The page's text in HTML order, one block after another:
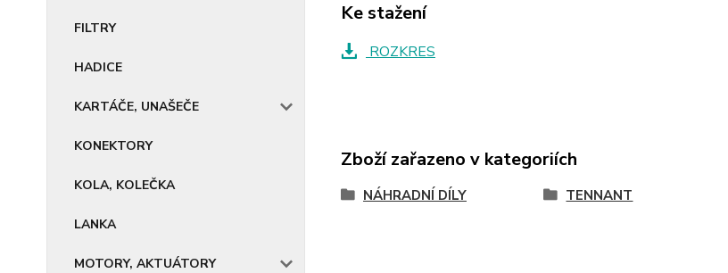
FILTRY
HADICE
KARTÁČE, UNAŠEČE
KONEKTORY
KOLA, KOLEČKA
LANKA
MOTORY, AKTUÁTORY
Ke stažení
ROZKRES
Zboží zařazeno v kategoriích
NÁHRADNÍ DÍLY TENNANT